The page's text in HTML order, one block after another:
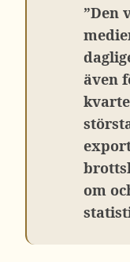
”Den
även
om